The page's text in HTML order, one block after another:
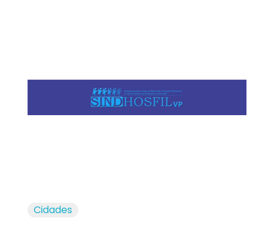
Cidades